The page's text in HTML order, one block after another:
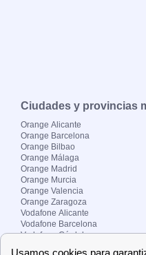
Ciudades y provincias
Orange Alicante
Orange Barcelona
Orange Bilbao
Orange Málaga
Orange Madrid
Orange Murcia
Orange Valencia
Orange Zaragoza
Vodafone Alicante
Vodafone Barcelona
Vodafone Córdoba